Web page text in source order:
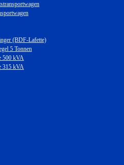
(BDF-Lafette)
5 Tonnen
500 kVA
315 kVA